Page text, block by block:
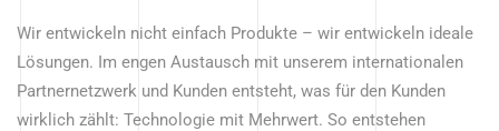
Wir entwickeln nicht einfach Produkte – wir entwickeln ideale
Lösungen. Im engen Austausch mit unserem internationalen
Partnernetzwerk und Kunden entsteht, was für den Kunden
wirklich zählt: Technologie mit Mehrwert. So entstehen